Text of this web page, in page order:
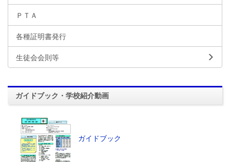
ＰＴＡ
各種証明書発行
生徒会会則等
ガイドブック・学校紹介動画
ガイドブック